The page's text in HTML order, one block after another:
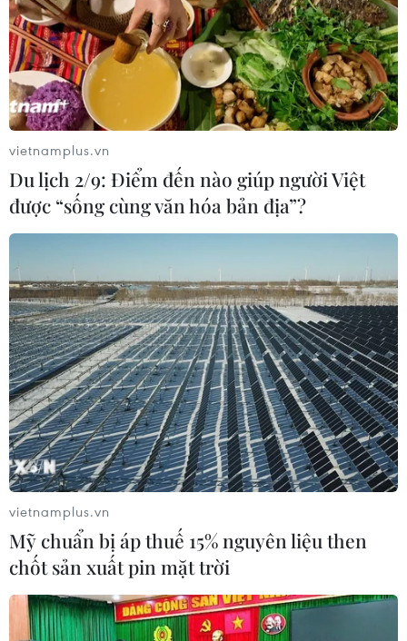
vietnamplus.vn
Du lịch 2/9: Điểm đến nào giúp người Việt
được “sống cùng văn hóa bản địa”?
vietnamplus.vn
Mỹ chuẩn bị áp thuế 15% nguyên liệu then
chốt sản xuất pin mặt trời